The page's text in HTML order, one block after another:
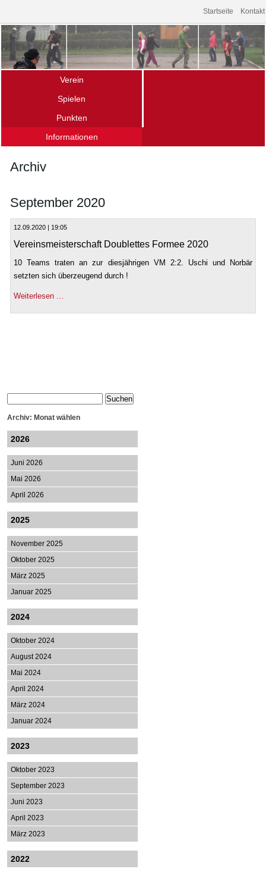
Startseite Kontakt
Verein
Über uns – die Fakten
Mitgliedschaft
Spielen
Spielen im Verein
Unser Spielort
Punkten
Ligamannschaften
Vereinsturniere
Informationen
Archiv
September 2020
12.09.2020 | 19:05
Vereinsmeisterschaft Doublettes Formee 2020
10 Teams traten an zur diesjährigen VM 2:2. Uschi und Norbär
setzten sich überzeugend durch !
Weiterlesen …
Archiv: Monat wählen
2026
Juni 2026
Mai 2026
April 2026
2025
November 2025
Oktober 2025
März 2025
Januar 2025
2024
Oktober 2024
August 2024
Mai 2024
April 2024
März 2024
Januar 2024
2023
Oktober 2023
September 2023
Juni 2023
April 2023
März 2023
2022